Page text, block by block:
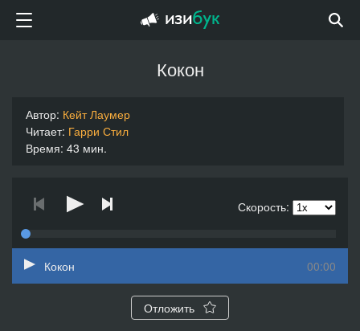
Кокон
Автор: Кейт Лаумер
Читает: Гарри Стил
Время: 43 мин.
Скорость:
00:00
Кокон
Отложить